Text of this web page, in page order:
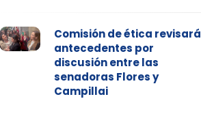
Comisión de ética revisará
antecedentes por
discusión entre las
senadoras Flores y
Campillai